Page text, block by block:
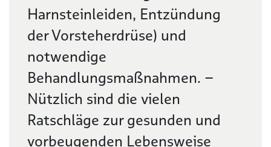
Harnsteinleiden, Entzündung
der Vorsteherdrüse) und
notwendige
Behandlungsmaßnahmen. –
Nützlich sind die vielen
Ratschläge zur gesunden und
vorbeugenden Lebensweise